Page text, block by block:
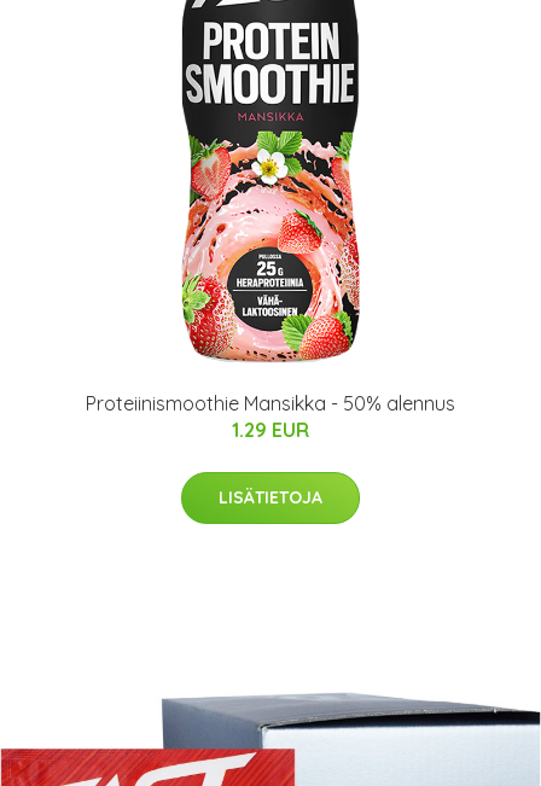
Proteiinismoothie Mansikka - 50% alennus
1.29 EUR
LISÄTIETOJA